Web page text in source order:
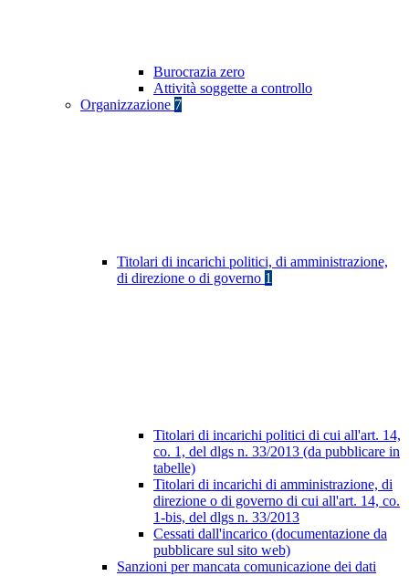
Burocrazia zero
Attività soggette a controllo
Organizzazione 7
Titolari di incarichi politici, di amministrazione,
di direzione o di governo 1
Titolari di incarichi politici di cui all'art. 14,
co. 1, del dlgs n. 33/2013 (da pubblicare in
tabelle)
Titolari di incarichi di amministrazione, di
direzione o di governo di cui all'art. 14, co.
1-bis, del dlgs n. 33/2013
Cessati dall'incarico (documentazione da
pubblicare sul sito web)
Sanzioni per mancata comunicazione dei dati